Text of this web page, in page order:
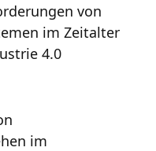
von
im Zeitalter
4.0
im